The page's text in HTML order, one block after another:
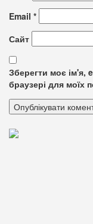
Email *
Сайт
Зберегти моє ім'я,
браузері для моїх